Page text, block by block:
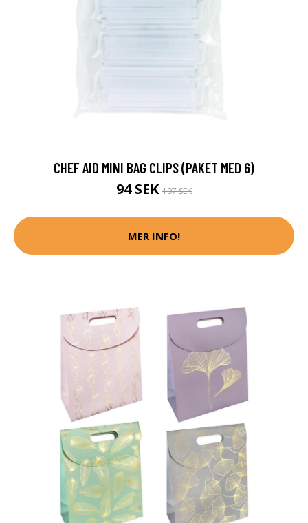
CHEF AID MINI BAG CLIPS (PAKET MED 6)
94 SEK 107 SEK
MER INFO!